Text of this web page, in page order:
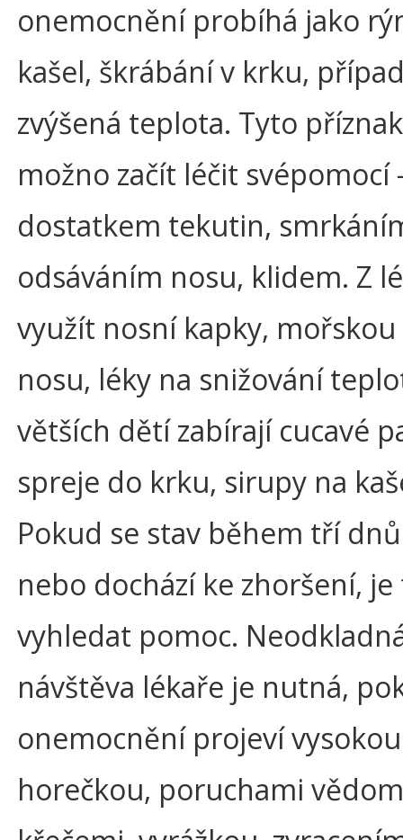
onemocnění probíhá jako
kašel, škrábání v krku,
zvýšená teplota. Tyto
možno začít léčit svépomocí
dostatkem tekutin,
odsáváním nosu, klidem. Z
využít nosní kapky,
nosu, léky na snižování
větších dětí zabírají cucavé
spreje do krku, sirupy na
Pokud se stav během tří
nebo dochází ke zhoršení,
vyhledat pomoc.
návštěva lékaře je nutná,
onemocnění projeví vysokou
horečkou, poruchami